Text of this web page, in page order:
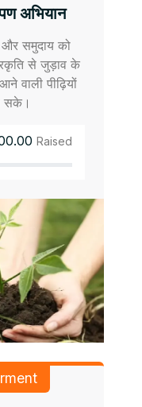
अभियान
और समुदाय को
से जुड़ाव के
वाली पीढ़ियों
सके।
Raised